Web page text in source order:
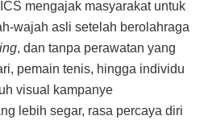
mengajak masyarakat untuk
wajah asli setelah berolahraga
, dan tanpa perawatan yang
pemain tenis, hingga individu
visual kampanye
lebih segar, rasa percaya diri